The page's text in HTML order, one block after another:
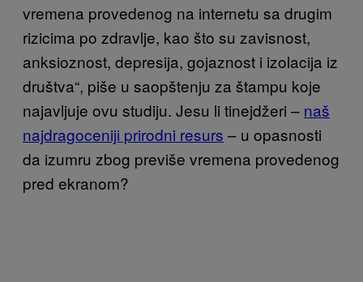
vremena provedenog na internetu sa drugim
rizicima po zdravlje, kao što su zavisnost,
anksioznost, depresija, gojaznost i izolacija iz
društva“, piše u saopštenju za štampu koje
najavljuje ovu studiju. Jesu li tinejdžeri – naš
najdragoceniji prirodni resurs – u opasnosti
da izumru zbog previše vremena provedenog
pred ekranom?